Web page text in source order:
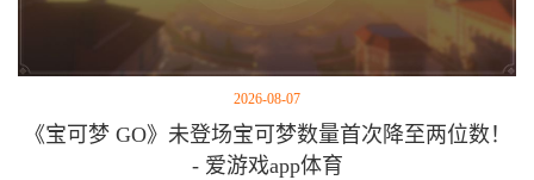
2026-08-07
《宝可梦 GO》未登场宝可梦数量首次降至两位数！
- 爱游戏app体育